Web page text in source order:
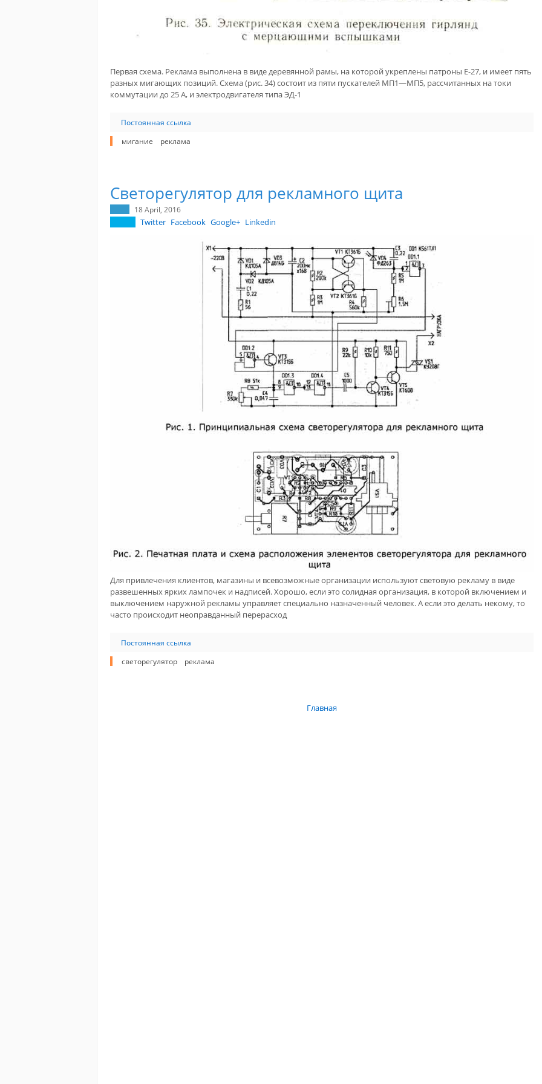
Первая схема. Реклама выполнена в виде деревянной рамы, на которой укреплены патроны Е-27, и имеет пять
разных мигающих позиций. Схема (рис. 34) состоит из пяти пускателей МП1—МП5, рассчитанных на токи
коммутации до 25 А, и электродвигателя типа ЭД-1
Постоянная ссылка
мигание
реклама
Светорегулятор для рекламного щита
18 April, 2016
Twitter Facebook Google+ Linkedin
Для привлечения клиентов, магазины и всевозможные организации используют световую рекламу в виде
развешенных ярких лампочек и надписей. Хорошо, если это солидная организация, в которой включением и
выключением наружной рекламы управляет специально назначенный человек. А если это делать некому, то
часто происходит неоправданный перерасход
Постоянная ссылка
светорегулятор
реклама
Главная